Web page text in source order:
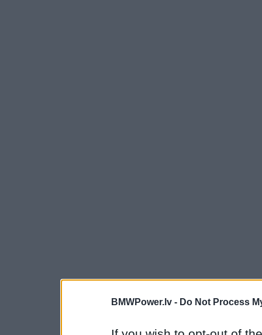
BMWPower.lv - Do Not Process